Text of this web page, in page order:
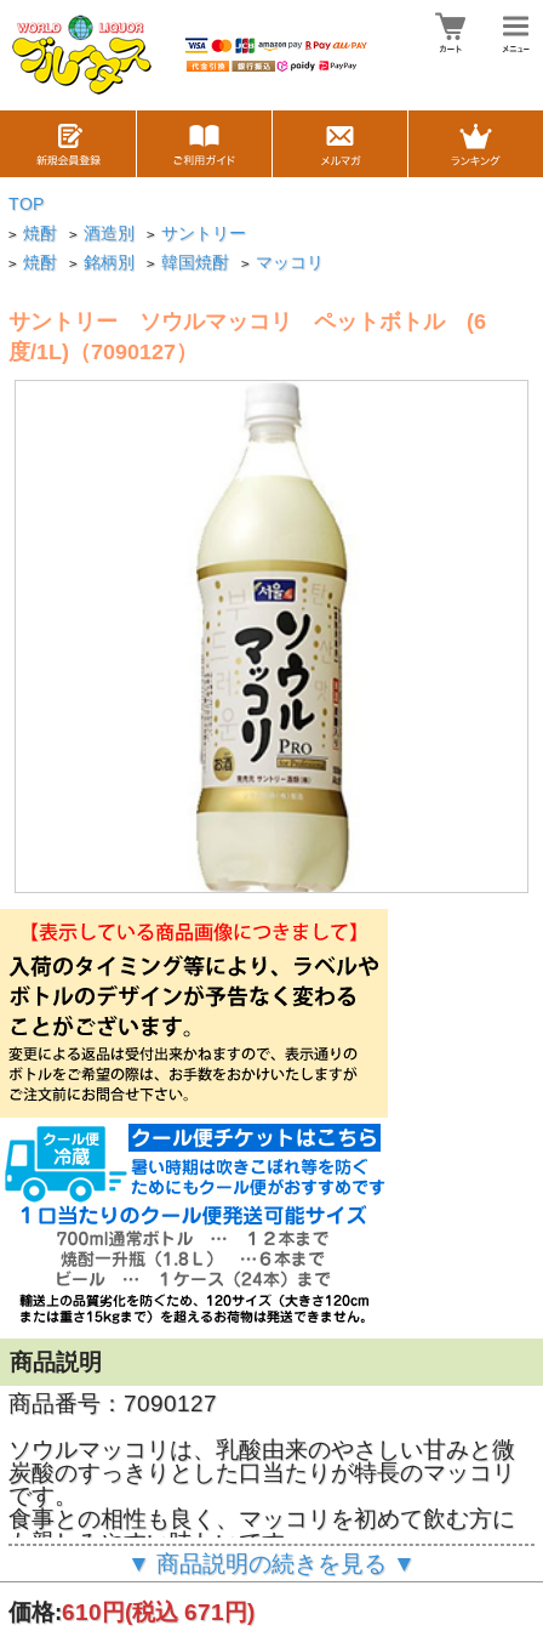
TOP
> 焼酎 > 酒造別 > サントリー
> 焼酎 > 銘柄別 > 韓国焼酎 > マッコリ
サントリー ソウルマッコリ ペットボトル (6
度/1L)（7090127）
商品説明
商品番号：7090127
ソウルマッコリは、乳酸由来のやさしい甘みと微
炭酸のすっきりとした口当たりが特長のマッコリ
です。
食事との相性も良く、マッコリを初めて飲む方に
も親しみやすい味わいです。
原材料：米、米こうじ、小麦こうじ、糖類／酸味
料、甘味料（アスパルテーム・Ｌ－フェニルアラ
▼ 商品説明の続きを見る ▼
価格:610円(税込 671円)